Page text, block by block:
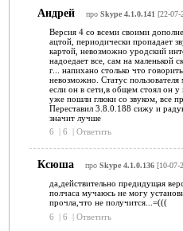
Андрей про Skype 4.1.0.141 [22-07-
Версия 4 со всеми своими
ацтой, периодически пропадает
картой, невозможно уродский
надоедает все, сам на маленькой
г... напихано столько что
невозможно. Статус
если он в сети,в общем стоял он у
уже пошли глюки со звуком, все
Переставил 3.8.0.188 сижу и
значит лучше
6
| 6 | Ответить
Ксюша про Skype 4.1.0.136[10-07-
да,действительно предидущая
полчаса мучаюсь не могу
прочла,что не получится...=(((
6
| 6 | Ответить